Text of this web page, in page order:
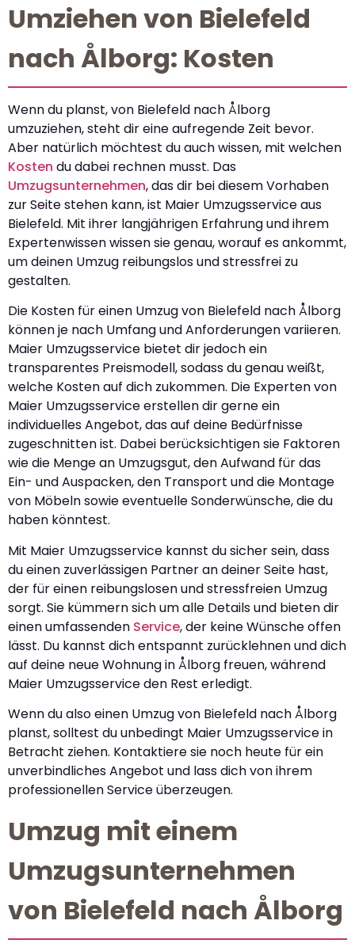
Umziehen von Bielefeld
nach Ålborg: Kosten
Wenn du planst, von Bielefeld nach Ålborg
umzuziehen, steht dir eine aufregende Zeit bevor.
Aber natürlich möchtest du auch wissen, mit welchen
Kosten du dabei rechnen musst. Das
Umzugsunternehmen, das dir bei diesem Vorhaben
zur Seite stehen kann, ist Maier Umzugsservice aus
Bielefeld. Mit ihrer langjährigen Erfahrung und ihrem
Expertenwissen wissen sie genau, worauf es ankommt,
um deinen Umzug reibungslos und stressfrei zu
gestalten.
Die Kosten für einen Umzug von Bielefeld nach Ålborg
können je nach Umfang und Anforderungen variieren.
Maier Umzugsservice bietet dir jedoch ein
transparentes Preismodell, sodass du genau weißt,
welche Kosten auf dich zukommen. Die Experten von
Maier Umzugsservice erstellen dir gerne ein
individuelles Angebot, das auf deine Bedürfnisse
zugeschnitten ist. Dabei berücksichtigen sie Faktoren
wie die Menge an Umzugsgut, den Aufwand für das
Ein- und Auspacken, den Transport und die Montage
von Möbeln sowie eventuelle Sonderwünsche, die du
haben könntest.
Mit Maier Umzugsservice kannst du sicher sein, dass
du einen zuverlässigen Partner an deiner Seite hast,
der für einen reibungslosen und stressfreien Umzug
sorgt. Sie kümmern sich um alle Details und bieten dir
einen umfassenden Service, der keine Wünsche offen
lässt. Du kannst dich entspannt zurücklehnen und dich
auf deine neue Wohnung in Ålborg freuen, während
Maier Umzugsservice den Rest erledigt.
Wenn du also einen Umzug von Bielefeld nach Ålborg
planst, solltest du unbedingt Maier Umzugsservice in
Betracht ziehen. Kontaktiere sie noch heute für ein
unverbindliches Angebot und lass dich von ihrem
professionellen Service überzeugen.
Umzug mit einem
Umzugsunternehmen
von Bielefeld nach Ålborg